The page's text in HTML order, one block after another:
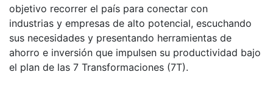
objetivo recorrer el país para conectar con
industrias y empresas de alto potencial, escuchando
sus necesidades y presentando herramientas de
ahorro e inversión que impulsen su productividad bajo
el plan de las 7 Transformaciones (7T).